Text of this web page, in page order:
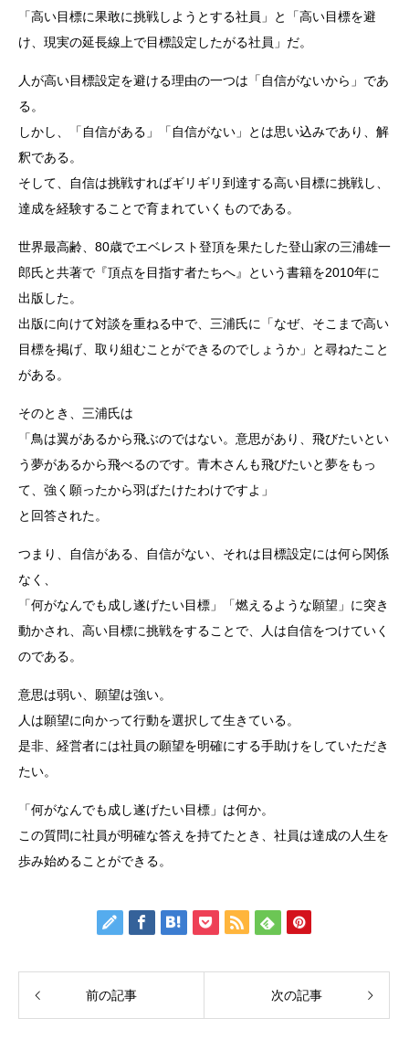
「高い目標に果敢に挑戦しようとする社員」と「高い目標を避
け、現実の延長線上で目標設定したがる社員」だ。
人が高い目標設定を避ける理由の一つは「自信がないから」であ
る。
しかし、「自信がある」「自信がない」とは思い込みであり、解
釈である。
そして、自信は挑戦すればギリギリ到達する高い目標に挑戦し、
達成を経験することで育まれていくものである。
世界最高齢、80歳でエベレスト登頂を果たした登山家の三浦雄一
郎氏と共著で『頂点を目指す者たちへ』という書籍を2010年に
出版した。
出版に向けて対談を重ねる中で、三浦氏に「なぜ、そこまで高い
目標を掲げ、取り組むことができるのでしょうか」と尋ねたこと
がある。
そのとき、三浦氏は
「鳥は翼があるから飛ぶのではない。意思があり、飛びたいとい
う夢があるから飛べるのです。青木さんも飛びたいと夢をもっ
て、強く願ったから羽ばたけたわけですよ」
と回答された。
つまり、自信がある、自信がない、それは目標設定には何ら関係
なく、
「何がなんでも成し遂げたい目標」「燃えるような願望」に突き
動かされ、高い目標に挑戦をすることで、人は自信をつけていく
のである。
意思は弱い、願望は強い。
人は願望に向かって行動を選択して生きている。
是非、経営者には社員の願望を明確にする手助けをしていただき
たい。
「何がなんでも成し遂げたい目標」は何か。
この質問に社員が明確な答えを持てたとき、社員は達成の人生を
歩み始めることができる。
前の記事 次の記事